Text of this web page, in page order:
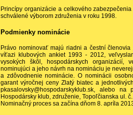
Princípy organizácie a celkového
schválené výborom združenia v roku 1998.
Podmienky nominácie
Právo nominovať majú riadni a čestní
víťazi klubových ankiet 1993 - 2012,
vysokých škôl, hospodárskych organizácií,
nominujúci a jeho návrh na nomináciu je
a zdôvodnenie nominácie. O nominácii
garant výročnej ceny Zlatý biatec a
pkasalovsky@hospodarskyklub.sk, alebo
Hospodársky klub, združenie, Topoľčianska ul.
Nominačný proces sa začína dňom 8. apríla